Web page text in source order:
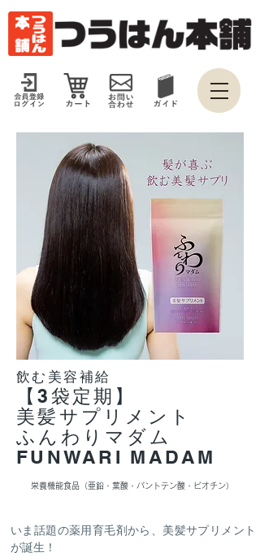
飲む美容補給
【3袋定期】
美髪サプリメント
ふんわりマダム
FUNWARI MADAM
栄養機能食品（亜鉛・葉酸・パントテン酸・ビオチン）
いま話題の薬用育毛剤から、美髪サプリメント
が誕生！